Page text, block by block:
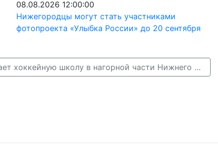
08.08.2026 12:00:00
Нижегородцы могут стать участниками
фотопроекта «Улыбка России» до 20 сентября
«Торпедо» открывает хоккейную школу в нагорной части Нижнего Новгорода →